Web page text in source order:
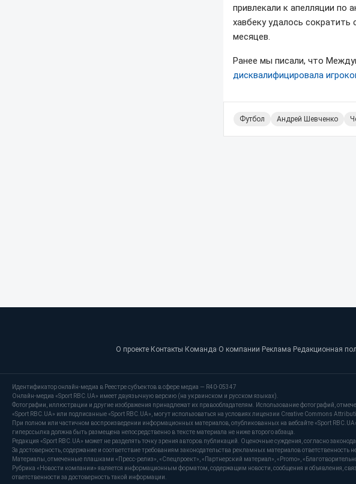
привлекали к апелляции по
хавбеку удалось
месяцев.
Ранее мы писали, что
дисквалифицировала
Футбол Андрей Шевченко
О проекте· Контакты· Команда·О компании· Реклама· Редакционная
Идентификатор онлайн-медиа в Реестре субъектов в сфере медиа — R40-05347
Онлайн-медиа «Sport RBC.UA» имеет двуязычную версию (на украинском и русском языках).
Фотографии, иллюстрации и другие изображения принадлежат их правообладателям. Использование фотографий,
«Sport RBC.UA» или подписанные «Sport RBC.UA», могут использоваться на условиях лицензии Creative Commons
При полном или частичном воспроизведении информационных материалов, опубликованных на вебсайте «Sport
гиперссылка должна быть размещена непосредственно в тексте материала не ниже второго абзаца.
Редакция «Sport RBC.UA» может не разделять точку зрения авторов публикаций. Оценочные суждения, согласно
За достоверность, содержание и соответствие требованиям законодательства рекламных материалов ответственность
Материалы, отмеченные плашками «Пресс-релиз», «Спецпроект», «Партнерский материал», «Promo»,
Рубрика «Новости компании» является информационным форматом, содержащим новости, сообщения и объявления,
ответственности за достоверность такой информации.